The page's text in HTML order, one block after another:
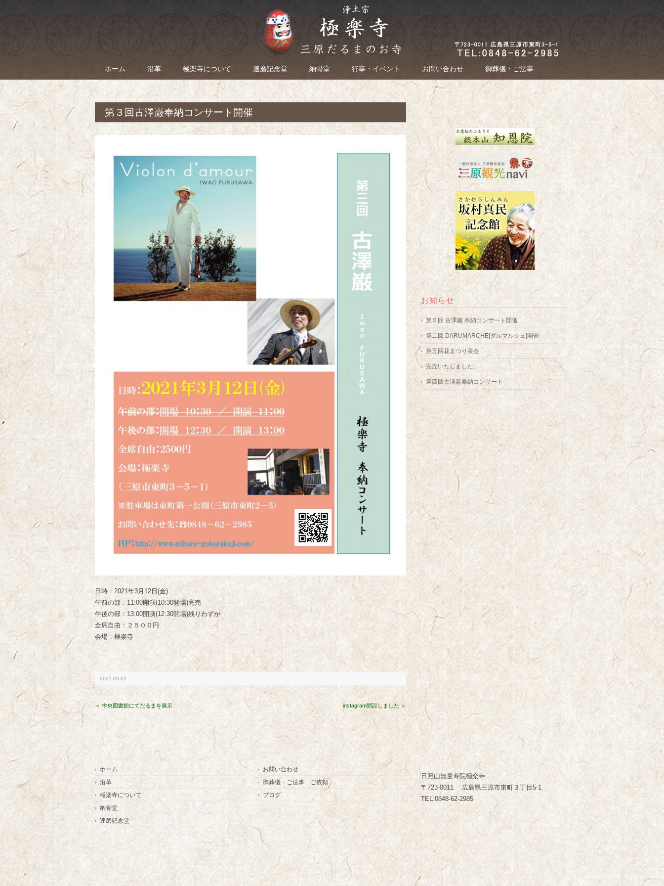
ホーム 沿革 極楽寺について 達磨記念堂 納骨堂 行事・イベント お問い合わせ 御葬儀・ご法事
第３回古澤巌奉納コンサート開催
日時：2021年3月12日(金)
午前の部：11:00開演(10:30開場)完売
午後の部：13:00開演(12:30開場)残りわずか
全席自由：２５００円
会場：極楽寺
2021-03-02
＜ 中央図書館にてだるまを展示 instagram開設しました ＞
お知らせ
第５回 古澤巖 奉納コンサート開催
第二回 DARUMARCHE[ダルマルシェ]開催
第五回花まつり茶会
完売いたしました。
第四回古澤巌奉納コンサート
ホーム
沿革
極楽寺について
納骨堂
達磨記念堂
お問い合わせ
御葬儀・ご法事 ご依頼
ブログ
日照山無量寿院極楽寺
〒723-0011 広島県三原市東町３丁目5-1
TEL:0848-62-2985